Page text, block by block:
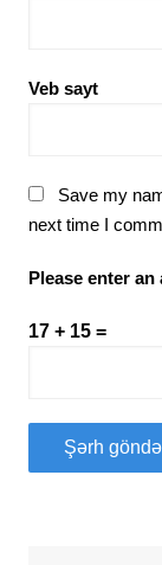
Veb sayt
Save my
next time I
Please enter
17 + 15 =